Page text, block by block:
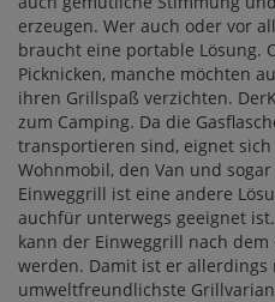
erzeugen. Wer auch oder vor
braucht eine portable Lösung.
Picknicken, manche möchten
ihren Grillspaß verzichten.
zum Camping. Da die
transportieren sind, eignet
Wohnmobil, den Van und
Einweggrill ist eine andere
auchfür unterwegs geeignet
kann der Einweggrill nach
werden. Damit ist er
umweltfreundlichste